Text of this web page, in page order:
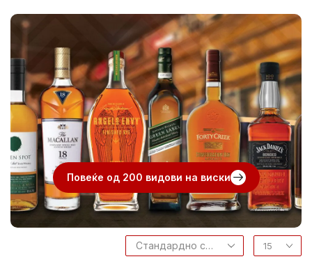
.
Повеќе од 200 видови на виски